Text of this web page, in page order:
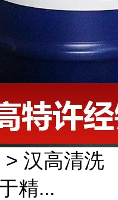
> 汉高清洗
精...